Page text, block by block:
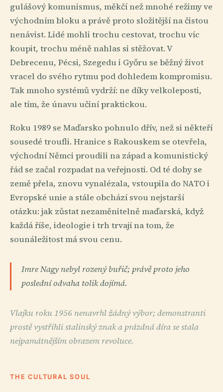
gulášový komunismus, měkčí než mnohé režimy ve
východním bloku a právě proto složitější na čistou
nenávist. Lidé mohli trochu cestovat, trochu víc
koupit, trochu méně nahlas si stěžovat. V
Debrecenu, Pécsi, Szegedu i Győru se běžný život
vracel do svého rytmu pod dohledem kompromisu.
Tak mnoho systémů vydrží: ne díky velkoleposti,
ale tím, že únavu učiní praktickou.
Roku 1989 se Maďarsko pohnulo dřív, než si někteří
sousedé troufli. Hranice s Rakouskem se otevřela,
východní Němci proudili na západ a komunistický
řád se začal rozpadat na veřejnosti. Od té doby se
země přela, znovu vynalézala, vstoupila do NATO i
Evropské unie a stále obchází svou nejstarší
otázku: jak zůstat nezaměnitelně maďarská, když
každá říše, ideologie i trh trvají na tom, že
sounáležitost má svou cenu.
Imre Nagy nebyl rozený buřič; právě proto jeho
poslední odvaha tolik dojímá.
Vlajku roku 1956 nenavrhl žádný výbor; demonstranti
prostě vystřihli stalinský znak a prázdná díra se stala
nejpamátnějším obrazem revoluce.
THE CULTURAL SOUL